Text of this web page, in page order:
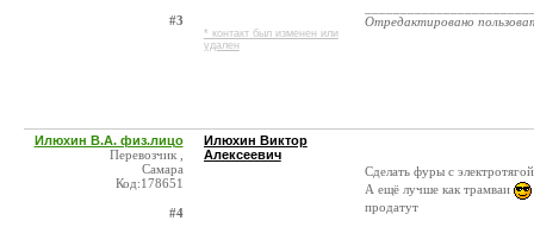
#3
* контакт был изменен или
удален
Отредактировано
Илюхин В.А. физ.лицо
Перевозчик ,
Самара
Код:178651
#4
Илюхин Виктор
Алексеевич
Сделать фуры с
А ещё лучше как трамваи
продатут